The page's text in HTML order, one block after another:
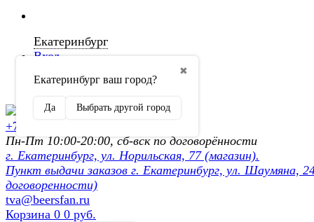
Екатеринбург
✖
Екатеринбург ваш город?
Да Выбрать другой город
Вход
Регистрация
+7 (902) 872-54-70
Пн-Пт 10:00-20:00, сб-вск по договорённости
г. Екатеринбург, ул. Норильская, 77 (магазин).
Пункт выдачи заказов г. Екатеринбург, ул. Шаумяна,
договоренности)
tva@beersfan.ru
Корзина 0 0 руб.